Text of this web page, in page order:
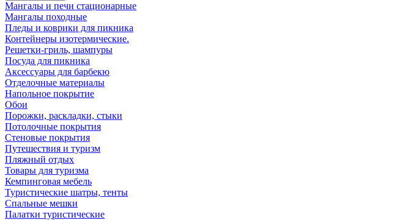
Мангалы и печи стационарные
Мангалы походные
Пледы и коврики для пикника
Контейнеры изотермические.
Решетки-гриль, шампуры
Посуда для пикника
Аксессуары для барбекю
Отделочные материалы
Напольное покрытие
Обои
Порожки, раскладки, стыки
Потолочные покрытия
Стеновые покрытия
Путешествия и туризм
Пляжный отдых
Товары для туризма
Кемпинговая мебель
Туристические шатры, тенты
Спальные мешки
Палатки туристические